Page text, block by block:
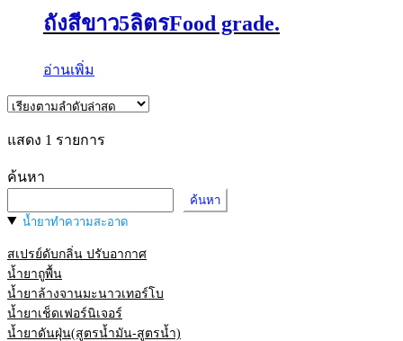
ถังสีขาว5ลิตรFood grade.
อ่านเพิ่ม
แสดง 1 รายการ
ค้นหา
ค้นหา
น้ำยาทำความสะอาด
สเปรย์ดับกลิ่น ปรับอากาศ
น้ำยาถูพื้น
น้ำยาล้างจานมะนาวเทอร์โบ
น้ำยาเช็ดเฟอร์นิเจอร์
น้ำยาดันฝุ่น(สูตรน้ำมัน-สูตรน้ำ)